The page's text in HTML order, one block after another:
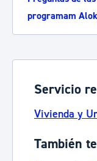
programam
Servicio
Vivienda y
También